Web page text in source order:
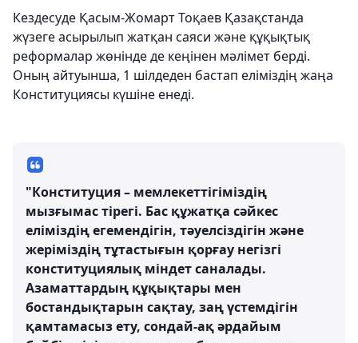
Кездесуде Қасым-Жомарт Тоқаев Қазақстанда
жүзеге асырылып жатқан саяси және құқықтық
реформалар жөнінде де кеңінен мәлімет берді.
Оның айтуынша, 1 шілдеден бастап еліміздің жаңа
Конституциясы күшіне енеді.
"Конституция – мемлекеттігіміздің
мызғымас тірегі. Бас құжатқа сәйкес
еліміздің егемендігін, тәуелсіздігін және
жеріміздің тұтастығын қорғау негізгі
конституциялық міндет саналады.
Азаматтардың құқықтары мен
бостандықтарын сақтау, заң үстемдігін
қамтамасыз ету, сондай-ақ әрдайым